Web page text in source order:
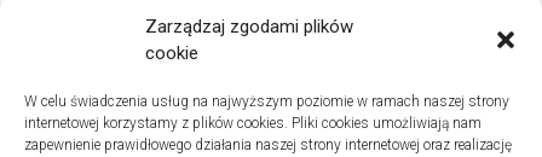
Zarządzaj zgodami plików
cookie
W celu świadczenia usług na najwyższym poziomie w ramach naszej strony
internetowej korzystamy z plików cookies. Pliki cookies umożliwiają nam
zapewnienie prawidłowego działania naszej strony internetowej oraz realizację
Instalacje sanitarne w szpitalach – jak wybrać dobrą
Na co zwracać uwagę podczas szukania noclegów
nad Bałtykiem